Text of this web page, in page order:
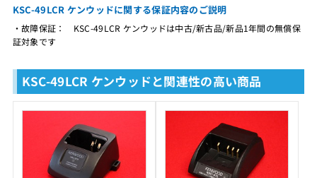
KSC-49LCR ケンウッドに関する保証内容のご説明
・故障保証： KSC-49LCR ケンウッドは中古/新古品/新品1年間の無償保
証対象です
KSC-49LCR ケンウッドと関連性の高い商品